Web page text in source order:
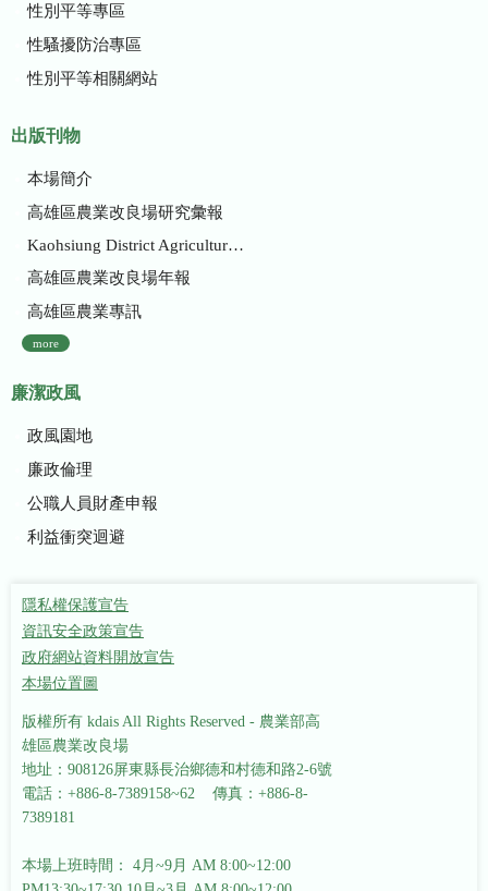
性別平等專區
性騷擾防治專區
性別平等相關網站
出版刊物
本場簡介
高雄區農業改良場研究彙報
Kaohsiung District Agricultural Research and Extension Station
高雄區農業改良場年報
高雄區農業專訊
more
廉潔政風
政風園地
廉政倫理
公職人員財產申報
利益衝突迴避
隱私權保護宣告
資訊安全政策宣告
政府網站資料開放宣告
本場位置圖
版權所有 kdais All Rights Reserved - 農業部高
雄區農業改良場
地址：908126屏東縣長治鄉德和村德和路2-6號
電話：+886-8-7389158~62 傳真：+886-8-
7389181
本場上班時間： 4月~9月 AM 8:00~12:00